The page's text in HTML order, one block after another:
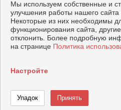
Связаться
Copyright © 2026. все
Официальное уведомление|
Cookies
Мы используем собственные и
улучшения работы нашего сайта
Некоторые из них необходимы
функционирования сайта,
отклонить. Более подробную
на странице Политика
Настройте